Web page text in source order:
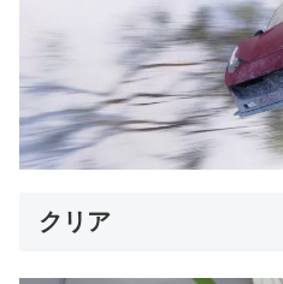
クリア